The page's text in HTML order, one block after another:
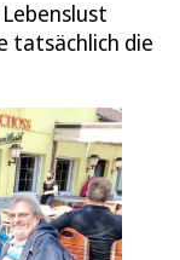
tatsächlich die